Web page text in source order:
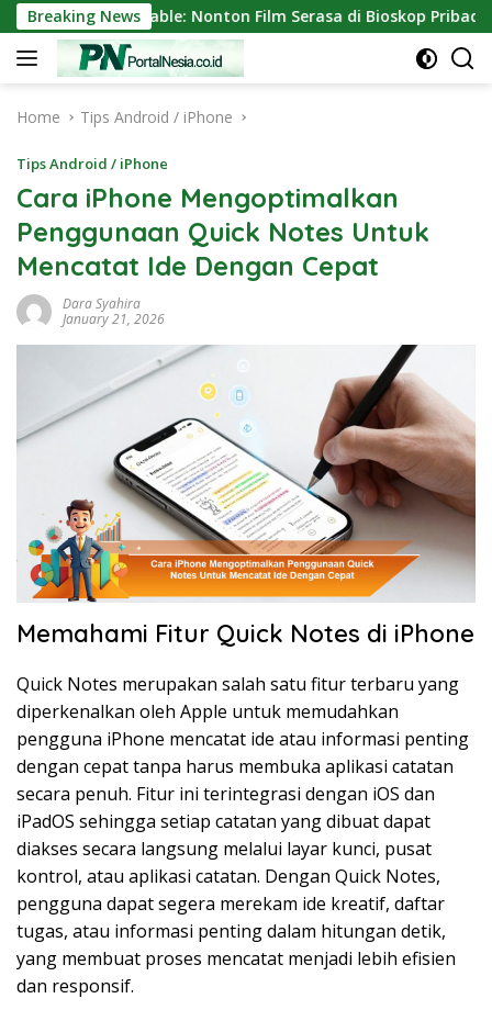
Skip
to
content
Breaking News
Portable: Nonton Film Serasa di Bioskop Pribadi Rumah
Home Tips Android / iPhone
Tips Android / iPhone
Cara iPhone Mengoptimalkan
Penggunaan Quick Notes Untuk
Mencatat Ide Dengan Cepat
Dara Syahira
January 21, 2026
Memahami Fitur Quick Notes di iPhone
Quick Notes merupakan salah satu fitur terbaru yang
diperkenalkan oleh Apple untuk memudahkan
pengguna iPhone mencatat ide atau informasi penting
dengan cepat tanpa harus membuka aplikasi catatan
secara penuh. Fitur ini terintegrasi dengan iOS dan
iPadOS sehingga setiap catatan yang dibuat dapat
diakses secara langsung melalui layar kunci, pusat
kontrol, atau aplikasi catatan. Dengan Quick Notes,
pengguna dapat segera merekam ide kreatif, daftar
tugas, atau informasi penting dalam hitungan detik,
yang membuat proses mencatat menjadi lebih efisien
dan responsif.